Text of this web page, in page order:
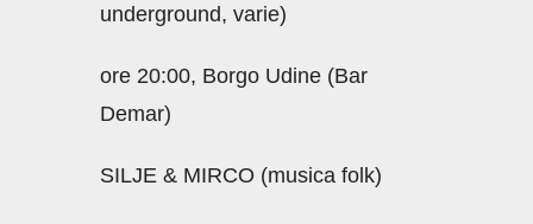
underground, varie)
ore 20:00, Borgo Udine (Bar
Demar)
SILJE & MIRCO (musica folk)